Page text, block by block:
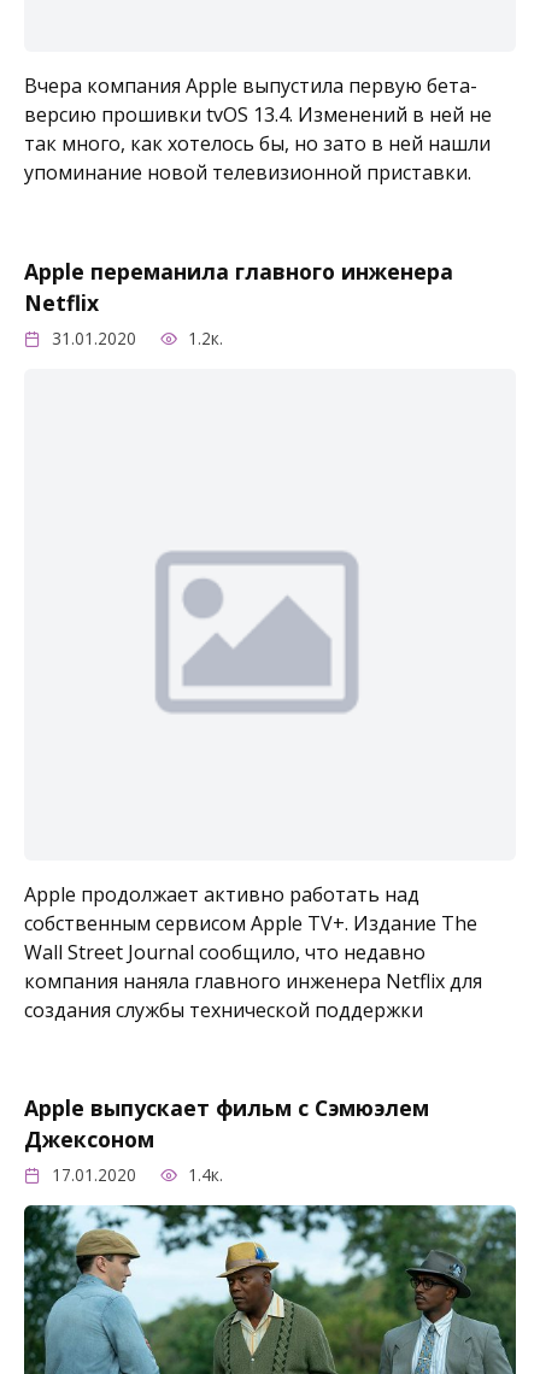
Вчера компания Apple выпустила первую бета-
версию прошивки tvOS 13.4. Изменений в ней не
так много, как хотелось бы, но зато в ней нашли
упоминание новой телевизионной приставки.
Apple переманила главного инженера
Netflix
31.01.2020 1.2к.
Apple продолжает активно работать над
собственным сервисом Apple TV+. Издание The
Wall Street Journal сообщило, что недавно
компания наняла главного инженера Netflix для
создания службы технической поддержки
Apple выпускает фильм с Сэмюэлем
Джексоном
17.01.2020 1.4к.